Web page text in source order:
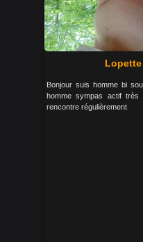
Bonjour suis homme bi
homme sympas actif très
rencontre régulièrement